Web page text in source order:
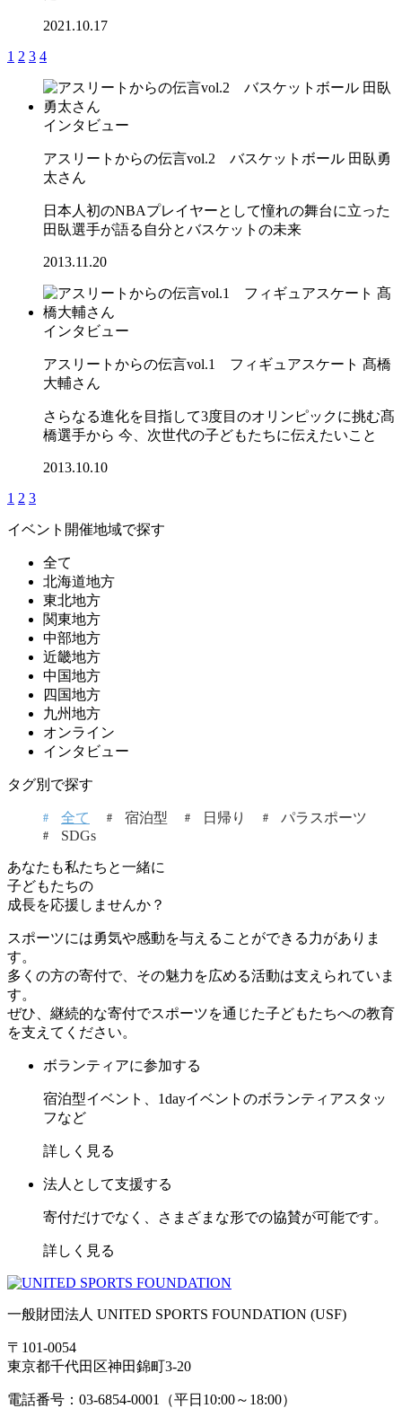
2021.10.17
1 2 3 4
インタビュー
アスリートからの伝言vol.2 バスケットボール 田臥勇
太さん
日本人初のNBAプレイヤーとして憧れの舞台に立った
田臥選手が語る自分とバスケットの未来
2013.11.20
インタビュー
アスリートからの伝言vol.1 フィギュアスケート 髙橋
大輔さん
さらなる進化を目指して3度目のオリンピックに挑む髙
橋選手から 今、次世代の子どもたちに伝えたいこと
2013.10.10
1 2 3
イベント開催地域で探す
全て
北海道地方
東北地方
関東地方
中部地方
近畿地方
中国地方
四国地方
九州地方
オンライン
インタビュー
タグ別で探す
全て 宿泊型 日帰り
パラスポーツ
SDGs
あなたも私たちと一緒に
子どもたちの
成長を応援しませんか？
スポーツには勇気や感動を与えることができる力がありま
す。
多くの方の寄付で、その魅力を広める活動は支えられていま
す。
ぜひ、継続的な寄付でスポーツを通じた子どもたちへの教育
を支えてください。
ボランティアに参加する
宿泊型イベント、1dayイベントのボランティアスタッ
フなど
詳しく見る
法人として支援する
寄付だけでなく、さまざまな形での協賛が可能です。
詳しく見る
一般財団法人 UNITED SPORTS FOUNDATION (USF)
〒101-0054
東京都千代田区神田錦町3-20
電話番号：03-6854-0001（平日10:00～18:00）